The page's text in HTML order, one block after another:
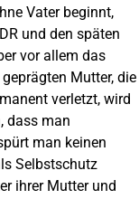
Vater beginnt,
und den späten
vor allem das
Mutter, die
verletzt, wird
dass man
man keinen
Selbstschutz
ihrer Mutter und